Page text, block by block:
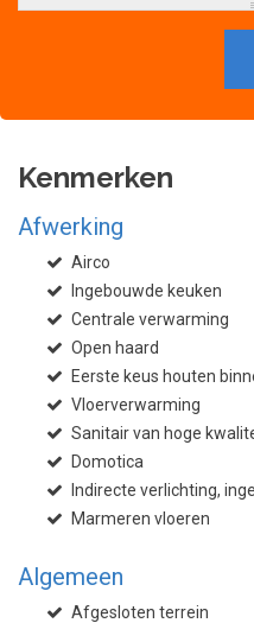
Kenmerken
Afwerking
Airco
Ingebouwde keuken
Centrale verwarming
Open haard
Eerste keus houten
Vloerverwarming
Sanitair van hoge
Domotica
Indirecte verlichting,
Marmeren vloeren
Algemeen
Afgesloten terrein